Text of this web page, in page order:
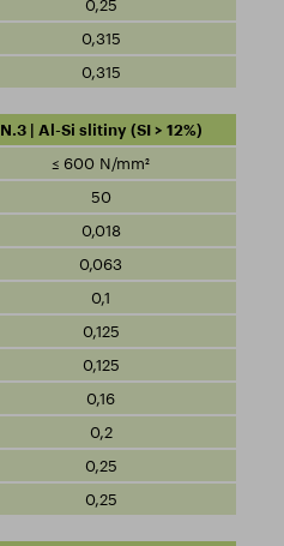
0,25
0,315
0,315
N.3 | Al-Si slitiny (SI > 12%)
≤ 600 N/mm²
50
0,018
0,063
0,1
0,125
0,125
0,16
0,2
0,25
0,25